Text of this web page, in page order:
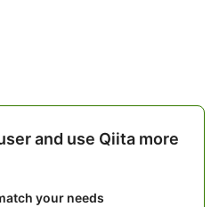
and use Qiita more
your needs